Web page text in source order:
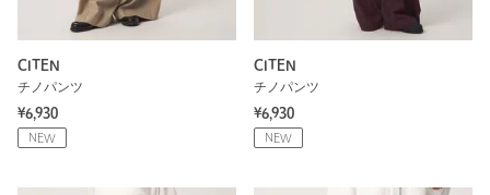
CITEN
チノパンツ
¥6,930
NEW
CITEN
チノパンツ
¥6,930
NEW